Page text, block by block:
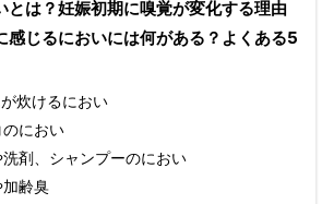
とは？妊娠初期に嗅覚が変化する理由
感じるにおいには何がある？よくある5
炊けるにおい
におい
剤、シャンプーのにおい
齢臭